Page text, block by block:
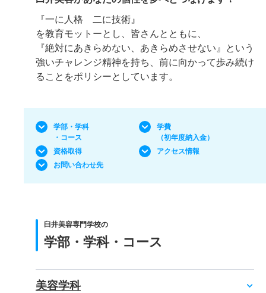
『一に人格 二に技術』
を教育モットーとし、皆さんとともに、
『絶対にあきらめない、あきらめさせない』という
強いチャレンジ精神を持ち、前に向かって歩み続け
ることをポリシーとしています。
学部・学科
・コース
学費
（初年度納入金）
資格取得
アクセス情報
お問い合わせ先
臼井美容専門学校の
学部・学科・コース
美容学科